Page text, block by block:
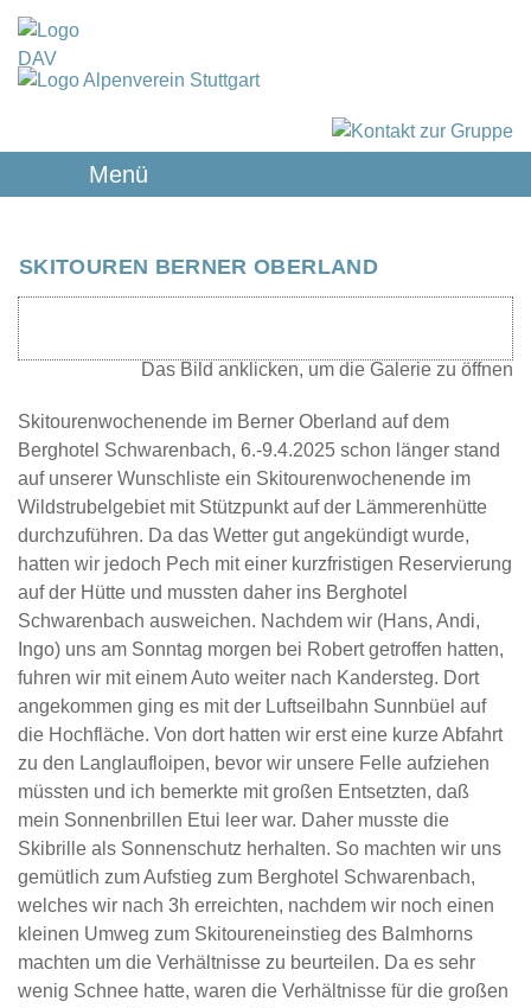
Menü
SKITOUREN BERNER OBERLAND
Skitourenwochenende im Berner Oberland auf dem
Berghotel Schwarenbach, 6.-9.4.2025 schon länger stand
auf unserer Wunschliste ein Skitourenwochenende im
Wildstrubelgebiet mit Stützpunkt auf der Lämmerenhütte
durchzuführen. Da das Wetter gut angekündigt wurde,
hatten wir jedoch Pech mit einer kurzfristigen Reservierung
auf der Hütte und mussten daher ins Berghotel
Schwarenbach ausweichen. Nachdem wir (Hans, Andi,
Ingo) uns am Sonntag morgen bei Robert getroffen hatten,
fuhren wir mit einem Auto weiter nach Kandersteg. Dort
angekommen ging es mit der Luftseilbahn Sunnbüel auf
die Hochfläche. Von dort hatten wir erst eine kurze Abfahrt
zu den Langlaufloipen, bevor wir unsere Felle aufziehen
müssten und ich bemerkte mit großen Entsetzten, daß
mein Sonnenbrillen Etui leer war. Daher musste die
Skibrille als Sonnenschutz herhalten. So machten wir uns
gemütlich zum Aufstieg zum Berghotel Schwarenbach,
welches wir nach 3h erreichten, nachdem wir noch einen
kleinen Umweg zum Skitoureneinstieg des Balmhorns
machten um die Verhältnisse zu beurteilen. Da es sehr
wenig Schnee hatte, waren die Verhältnisse für die großen